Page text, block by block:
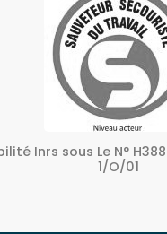
2022/SST-